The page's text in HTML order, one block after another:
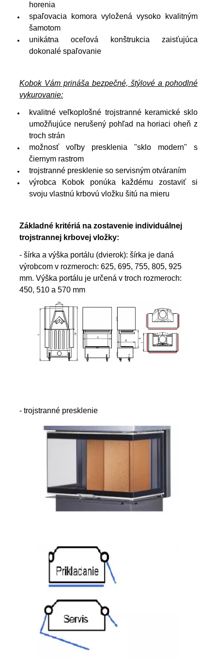
horenia
spaľovacia komora vyložená vysoko kvalitným
šamotom
unikátna oceľová konštrukcia zaisťujúca
dokonalé spaľovanie
Kobok Vám prináša bezpečné, štýlové a pohodlné
vykurovanie:
kvalitné veľkoplošné trojstranné keramické sklo
umožňujúce nerušený pohľad na horiaci oheň z
troch strán
možnosť voľby presklenia "sklo modern" s
čiernym rastrom
trojstranné presklenie so servisným otváraním
výrobca Kobok ponúka každému zostaviť si
svoju vlastnú krbovú vložku šitú na mieru
Základné kritériá na zostavenie individuálnej
trojstrannej krbovej vložky:
- šírka a výška portálu (dvierok): šírka je daná
výrobcom v rozmeroch: 625, 695, 755, 805, 925
mm. Výška portálu je určená v troch rozmeroch:
450, 510 a 570 mm
- trojstranné presklenie